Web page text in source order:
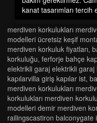
kanat tasarımları tercih
merdi̇ven korkuluklari
modelleri̇ ücretsi̇z keşi̇f
merdi̇ven korkuluk fi̇yatlari,
korkuluğu, ferforje bahçe
elektrikli garaj elektrikli garaj
kapilarvi̇lla gi̇ri̇ş kapilar ist,
merdi̇ven korkuluklari
korkuluklari merdi̇ven
modelleri̇ demi̇r merdi̇ven
rai̇li̇ngscasti̇ron balconygate